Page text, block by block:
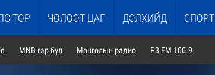
ТӨР ЧӨЛӨӨТ ЦАГ ДЭЛХИЙД СПОРТ
MNB гэр бүл Монголын радио P3 FM 100.9